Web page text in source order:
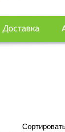
Доставка